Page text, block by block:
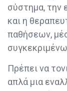
σύστημα, την
και η
παθήσεων,
Πρέπει να
απλά μια